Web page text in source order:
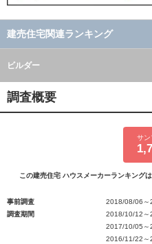
建売住宅関連ランキング
ビルダー
調査概要
サン
この建売住宅 ハウスメーカーランキング
事前調査
2018/08/06～
調査期間
2018/10/12
2017/10/05
2016/11/22～